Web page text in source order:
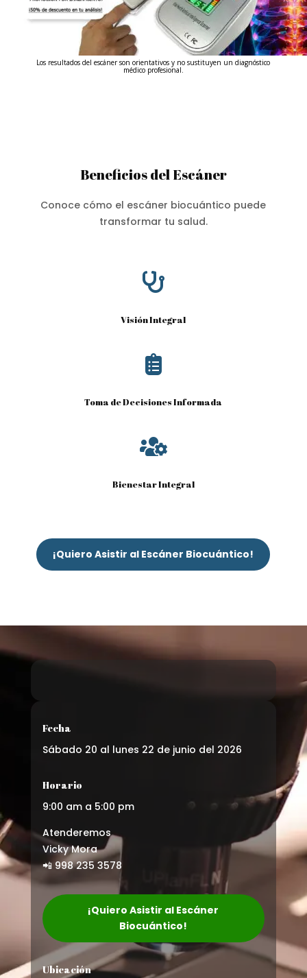
Los resultados del escáner son orientativos y no sustituyen un diagnóstico
médico profesional.
Beneficios del Escáner
Conoce cómo el escáner biocuántico puede
transformar tu salud.

Visión Integral

Toma de Decisiones Informada

Bienestar Integral
¡Quiero Asistir al Escáner Biocuántico!
Fecha
Sábado 20 al lunes 22 de junio del 2026
Horario
9:00 am a 5:00 pm
Atenderemos
Vicky Mora
📲 998 235 3578
¡Quiero Asistir al Escáner
Biocuántico!
Ubicación